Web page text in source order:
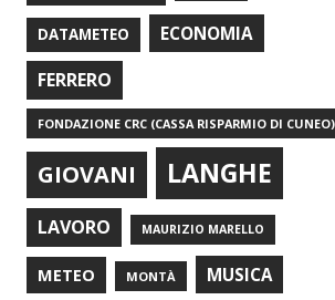
DATAMETEO ECONOMIA
FERRERO
FONDAZIONE CRC (CASSA RISPARMIO DI CUNEO)
GIOVANI LANGHE
LAVORO MAURIZIO MARELLO
METEO MONTÀ MUSICA